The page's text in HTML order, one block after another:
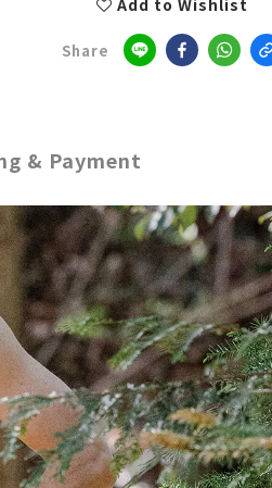
Add to Wishlist
Share
& Payment